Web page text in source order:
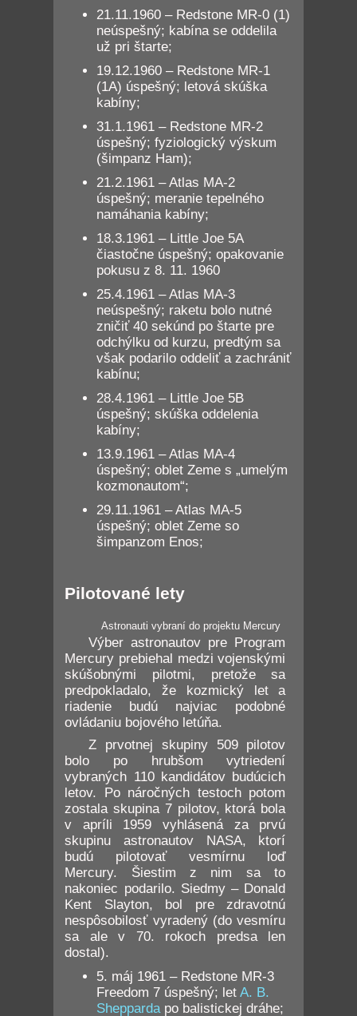
21.11.1960 – Redstone MR-0 (1)
neúspešný; kabína se oddelila
už pri štarte;
19.12.1960 – Redstone MR-1
(1A) úspešný; letová skúška
kabíny;
31.1.1961 – Redstone MR-2
úspešný; fyziologický výskum
(šimpanz Ham);
21.2.1961 – Atlas MA-2
úspešný; meranie tepelného
namáhania kabíny;
18.3.1961 – Little Joe 5A
čiastočne úspešný; opakovanie
pokusu z 8. 11. 1960
25.4.1961 – Atlas MA-3
neúspešný; raketu bolo nutné
zničiť 40 sekúnd po štarte pre
odchýlku od kurzu, predtým sa
však podarilo oddeliť a zachrániť
kabínu;
28.4.1961 – Little Joe 5B
úspešný; skúška oddelenia
kabíny;
13.9.1961 – Atlas MA-4
úspešný; oblet Zeme s „umelým
kozmonautom“;
29.11.1961 – Atlas MA-5
úspešný; oblet Zeme so
šimpanzom Enos;
Pilotované lety
Astronauti vybraní do projektu Mercury
Výber astronautov pre Program
Mercury prebiehal medzi vojenskými
skúšobnými pilotmi, pretože sa
predpokladalo, že kozmický let a
riadenie budú najviac podobné
ovládaniu bojového letúňa.
Z prvotnej skupiny 509 pilotov
bolo po hrubšom vytriedení
vybraných 110 kandidátov budúcich
letov. Po náročných testoch potom
zostala skupina 7 pilotov, ktorá bola
v apríli 1959 vyhlásená za prvú
skupinu astronautov NASA, ktorí
budú pilotovať vesmírnu loď
Mercury. Šiestim z nim sa to
nakoniec podarilo. Siedmy – Donald
Kent Slayton, bol pre zdravotnú
nespôsobilosť vyradený (do vesmíru
sa ale v 70. rokoch predsa len
dostal).
5. máj 1961 – Redstone MR-3
Freedom 7 úspešný; letA. B.
Sheppardapo balistickej dráhe;